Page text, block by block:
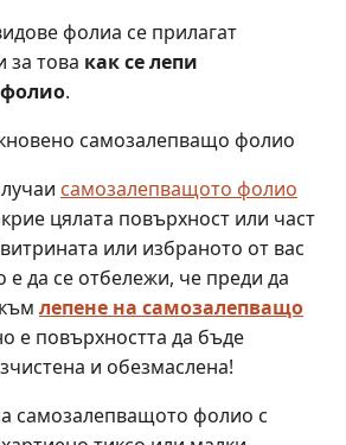
фолиа се прилагат
за това как се лепи
.
самозалепващо фолио
самозалепващото фолио
цялата повърхност или част
или избраното от вас
е да се отбележи, че преди да
лепене на самозалепващо
е повърхността да бъде
и обезмаслена!
самозалепващото фолио с